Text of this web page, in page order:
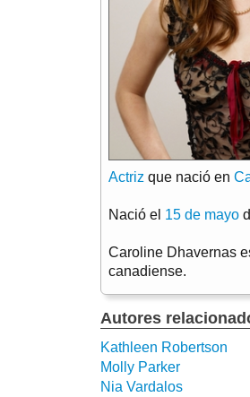
Actriz que nació en
Nació el 15 de mayo
Caroline Dhavernas
canadiense.
Autores
Kathleen Robertson
Molly Parker
Nia Vardalos